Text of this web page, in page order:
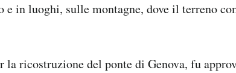
e in luoghi, sulle montagne, dove il terreno
la ricostruzione del ponte di Genova, fu